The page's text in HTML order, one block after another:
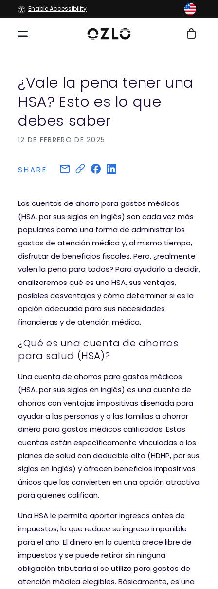
directamente
al contenido
Enable Accessibility
Carrito
¿Vale la pena tener una
HSA? Esto es lo que
debes saber
12 DE FEBRERO DE 2025
SHARE
Las cuentas de ahorro para gastos médicos
(HSA, por sus siglas en inglés) son cada vez más
populares como una forma de administrar los
gastos de atención médica y, al mismo tiempo,
disfrutar de beneficios fiscales. Pero, ¿realmente
valen la pena para todos? Para ayudarlo a decidir,
analizaremos qué es una HSA, sus ventajas,
posibles desventajas y cómo determinar si es la
opción adecuada para sus necesidades
financieras y de atención médica.
¿Qué es una cuenta de ahorros
para salud (HSA)?
Una cuenta de ahorros para gastos médicos
(HSA, por sus siglas en inglés) es una cuenta de
ahorros con ventajas impositivas diseñada para
ayudar a las personas y a las familias a ahorrar
dinero para gastos médicos calificados. Estas
cuentas están específicamente vinculadas a los
planes de salud con deducible alto (HDHP, por sus
siglas en inglés) y ofrecen beneficios impositivos
únicos que las convierten en una opción atractiva
para quienes califican.
Una HSA le permite aportar ingresos antes de
impuestos, lo que reduce su ingreso imponible
para el año. El dinero en la cuenta crece libre de
impuestos y se puede retirar sin ninguna
obligación tributaria si se utiliza para gastos de
atención médica elegibles. Básicamente, es una